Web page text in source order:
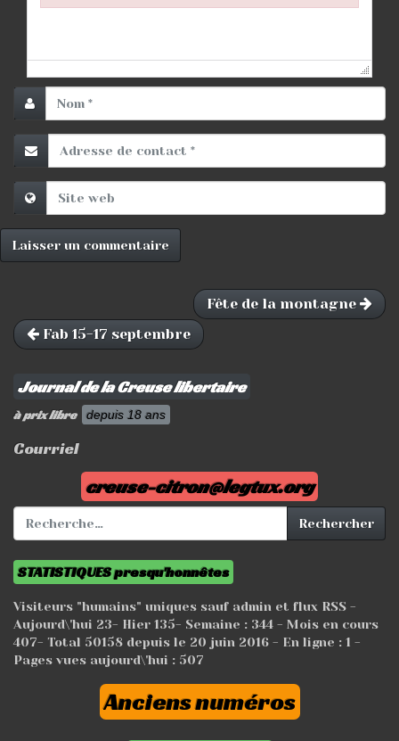
Fête de la montagne
Fab 15-17 septembre
Journal de la Creuse libertaire
à prix libre depuis 18 ans
Courriel
creuse-citron@legtux.org
Rechercher :
Rechercher
STATISTIQUES presqu'honnêtes
Visiteurs "humains" uniques sauf admin et flux RSS -
Aujourd\'hui 23- Hier 135- Semaine : 344 - Mois en cours
407- Total 50158 depuis le 20 juin 2016 - En ligne : 1 -
Pages vues aujourd\'hui : 507
Anciens numéros
Failed to initialize plugin: wplink